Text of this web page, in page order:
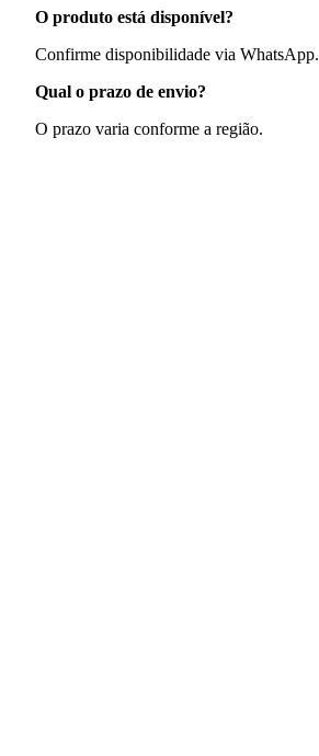
O produto está disponível?
Confirme disponibilidade via WhatsApp.
Qual o prazo de envio?
O prazo varia conforme a região.